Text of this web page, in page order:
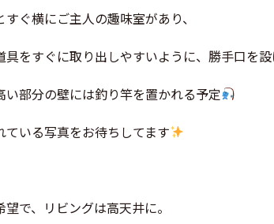
ぐ横にご主人の趣味室があり、
をすぐに取り出しやすいように、勝手口を設
い部分の壁には釣り竿を置かれる予定
ている写真をお待ちしてます
で、リビングは高天井に。